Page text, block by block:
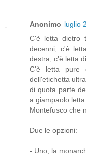
Anonimo luglio
C'è letta dietro
decenni, c'è
destra, c'è letta
C'è letta pure
dell'etichetta
di quota parte
a giampaolo letta.
Montefusco che
Due le opzioni:
- Uno, la